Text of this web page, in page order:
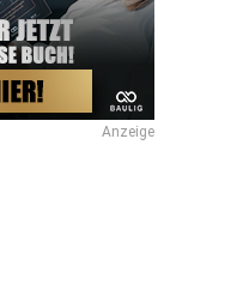
Anzeige